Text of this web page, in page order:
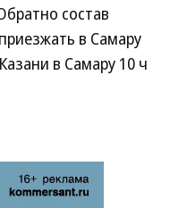
состав
в Самару
в Самару 10 ч